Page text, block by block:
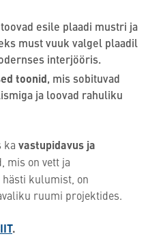
esile plaadi mustri ja
must vuuk valgel plaadil
interjööris.
toonid, mis sobituvad
ja loovad rahuliku
ka vastupidavus ja
mis on vett ja
kulumist, on
ruumi projektides.
.